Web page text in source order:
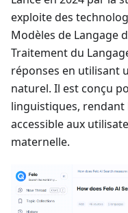
exploite des
Modèles de Langage
Traitement du
réponses en utilisant
naturel. Il est conçu
linguistiques,
accessible aux
maternelle.